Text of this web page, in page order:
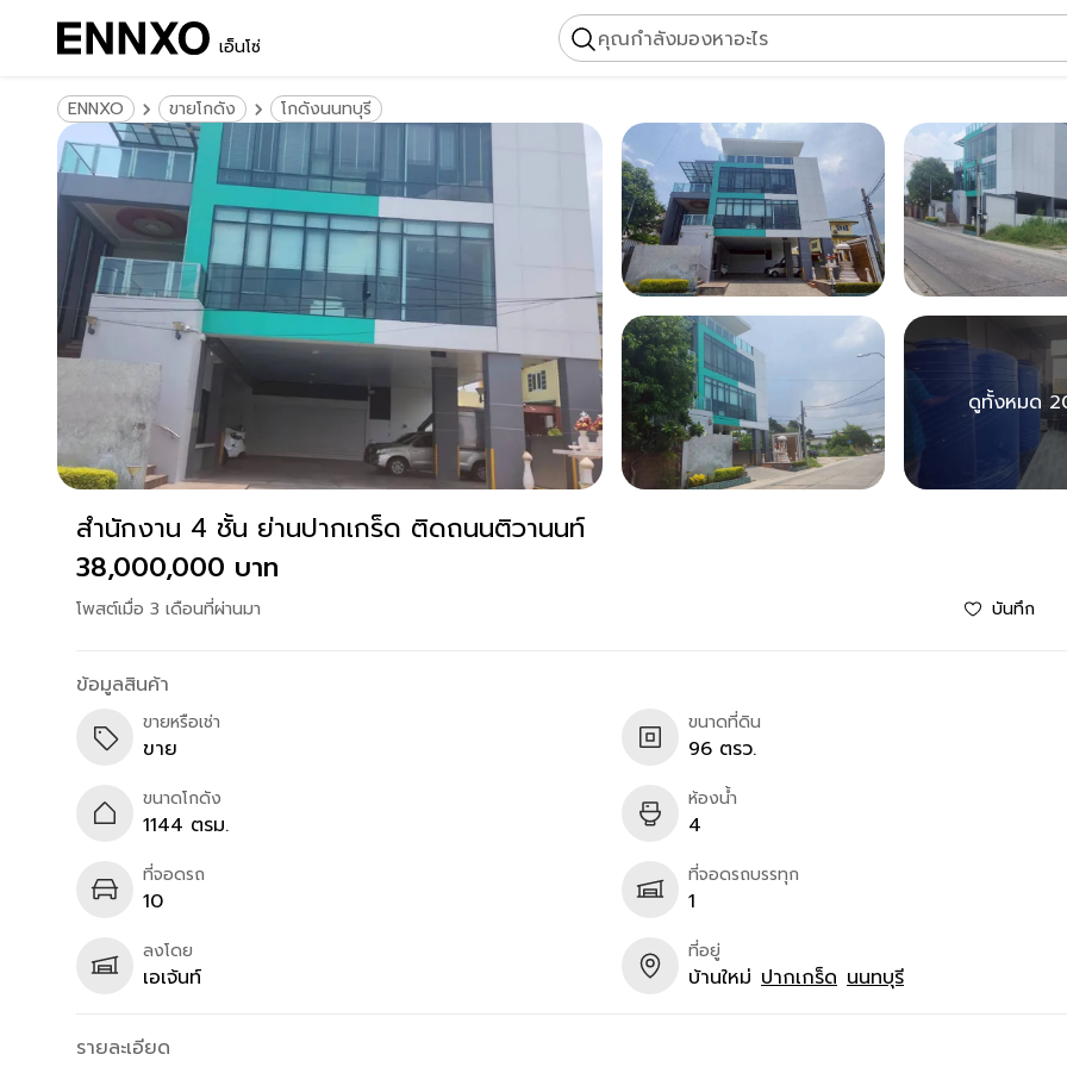
เอ็นโซ่ คุณกำลังมองหาอะไร
ENNXO ขายโกดัง โกดังนนทบุรี
ดูทั้งหมด
สำนักงาน 4 ชั้น ย่านปากเกร็ด ติดถนนติวานนท์
38,000,000 บาท
โพสต์เมื่อ 3 เดือนที่ผ่านมา บันทึก
ข้อมูลสินค้า
ขายหรือเช่า
ขาย
ขนาดที่ดิน
96 ตรว.
ขนาดโกดัง
1144 ตรม.
ห้องน้ำ
4
ที่จอดรถ
10
ที่จอดรถบรรทุก
1
ลงโดย
เอเจ้นท์
ที่อยู่
บ้านใหม่ ปากเกร็ด นนทบุรี
รายละเอียด